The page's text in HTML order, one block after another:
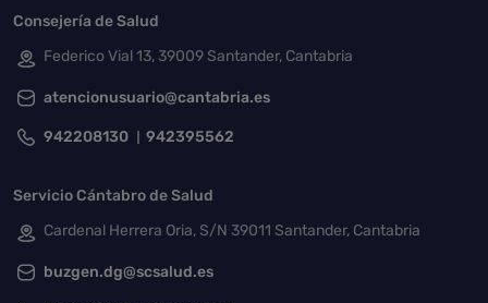
Consejería de Salud
Federico Vial 13, 39009 Santander, Cantabria
atencionusuario@cantabria.es
942208130 942395562
Servicio Cántabro de Salud
Cardenal Herrera Oria, S/N 39011 Santander, Cantabria
buzgen.dg@scsalud.es